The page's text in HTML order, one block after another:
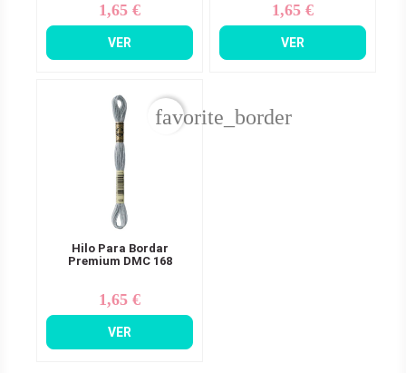
Precio
1,65 €
VER
Precio
1,65 €
VER
Hilo Para Bordar
Premium DMC 168
Precio
1,65 €
VER
favorite_border